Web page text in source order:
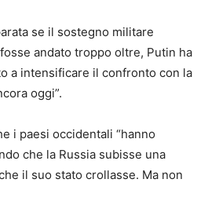
se il sostegno militare
andato troppo oltre, Putin ha
a intensificare il confronto con la
oggi”.
i paesi occidentali “hanno
che la Russia subisse una
il suo stato crollasse. Ma non